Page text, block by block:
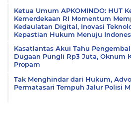
Ketua Umum APKOMINDO: HUT
Kemerdekaan RI Momentum
Kedaulatan Digital, Inovasi
Kepastian Hukum Menuju
Kasatlantas Akui Tahu
Dugaan Pungli Rp3 Juta, Oknum
Propam
Tak Menghindar dari Hukum,
Permatasari Tempuh Jalur Polisi